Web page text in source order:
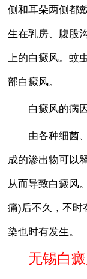
侧和耳朵两侧都
生在乳房、腹股
上的白癜风。蚊
部白癜风。
白癜风的病因
由各种细菌、
成的渗出物可以
从而导致白癜风
痛)后不久，不时
染也时有发生。
无锡白